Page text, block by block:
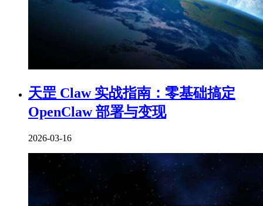
天罡 Claw 实战指南：零基础搞定
OpenClaw 部署与变现
2026-03-16